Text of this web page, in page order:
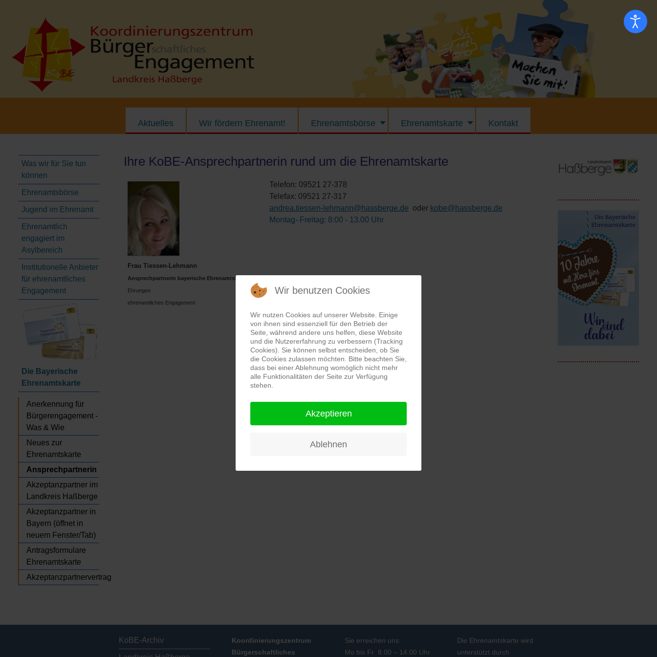
Aktuelles Wir fördern Ehrenamt! Ehrenamtsbörse Ehrenamtskarte Kontakt
Was wir für Sie tun
können
Ehrenamtsbörse
Jugend im Ehrenamt
Ehrenamtlich
engagiert im
Asylbereich
Institutionelle Anbieter
für ehrenamtliches
Engagement
Die Bayerische
Ehrenamtskarte
Anerkennung für
Bürgerengagement -
Was & Wie
Neues zur
Ehrenamtskarte
Ansprechpartnerin
Akzeptanzpartner im
Landkreis Haßberge
Akzeptanzpartner in
Bayern (öffnet in
neuem Fenster/Tab)
Antragsformulare
Ehrenamtskarte
Akzeptanzpartnervertrag
Ihre KoBE-Ansprechpartnerin rund um die Ehrenamtskarte
Frau Tiessen-Lehmann
Ansprechpartnerin bayerische Ehrenamtskarte
Ehrungen
ehrenamtliches Engagement
Telefon: 09521 27-378
Telefax: 09521 27-317
andrea.tiessen-lehmann@hassberge.de oder kobe@hassberge.de
Montag- Freitag: 8:00 - 13.00 Uhr
KoBE-Archiv
Koordinierungszentrum
Bürgerschaftliches
Sie erreichen uns:
Mo bis Fr 8.00 – 14.00 Uhr
Die Ehrenamtskarte wird
unterstützt durch
Wir benutzen Cookies
Wir nutzen Cookies auf unserer Website. Einige
von ihnen sind essenziell für den Betrieb der
Seite, während andere uns helfen, diese Website
und die Nutzererfahrung zu verbessern (Tracking
Cookies). Sie können selbst entscheiden, ob Sie
die Cookies zulassen möchten. Bitte beachten Sie,
dass bei einer Ablehnung womöglich nicht mehr
alle Funktionalitäten der Seite zur Verfügung
stehen.
Akzeptieren
Ablehnen